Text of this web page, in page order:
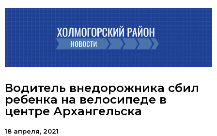
Водитель внедорожника сбил
ребенка на велосипеде в
центре Архангельска
18 апреля, 2021